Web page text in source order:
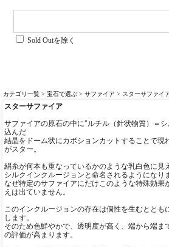
Sold Outを除く
カテゴリ一覧 > 宝石で選ぶ > サファイア > スターサファイ
スターサファイア
サファイアの原石の中に"ルチル（針状物質）＝
込んだ
結晶をドーム状にカボションカットすることで現
がスター。
絹糸が何本も重なっているかのような乳白色に見
シルクインクルージョンと命名されるようになり
なぜ特定のサファイアにだけこのような特殊効果
えは出ていません。
このインクルージョンの存在は個性を生むととも
します。
そのため色鮮やかで、透明度が高く、端から端ま
の評価が高まります。